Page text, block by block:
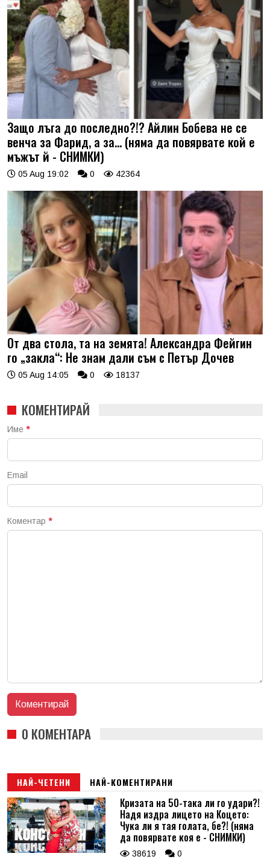
Защо лъга до последно?!? Айлин Бобева не се
венча за Фарид, а за... (няма да повярвате кой е
мъжът й - СНИМКИ)
05 Aug 19:02 0 42364
От два стола, та на земята! Александра Фейгин
го „закла“: Не знам дали съм с Петър Дочев
05 Aug 14:05 0 18137
КОМЕНТИРАЙ
Име *
Email
Коментар *
0 КОМЕНТАРА
НАЙ-ЧЕТЕНИ НАЙ-КОМЕНТИРАНИ
Кризата на 50-така ли го удари?!
Надя издра лицето на Коцето:
Чука ли я тая голата, бе?! (няма
да повярвате коя е - СНИМКИ)
38619 0